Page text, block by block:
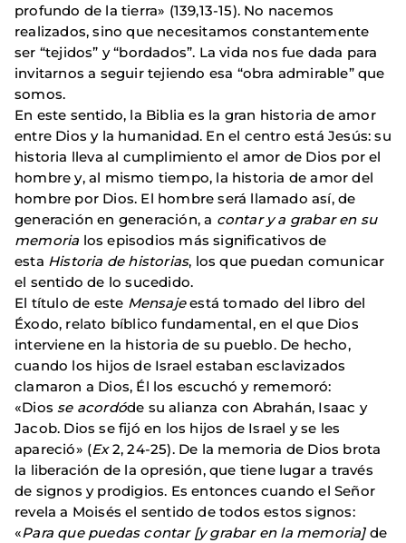
profundo de la tierra» (139,13-15). No nacemos
realizados, sino que necesitamos constantemente
ser “tejidos” y “bordados”. La vida nos fue dada para
invitarnos a seguir tejiendo esa “obra admirable” que
somos.
En este sentido, la Biblia es la gran historia de amor
entre Dios y la humanidad. En el centro está Jesús: su
historia lleva al cumplimiento el amor de Dios por el
hombre y, al mismo tiempo, la historia de amor del
hombre por Dios. El hombre será llamado así, de
generación en generación, a contar y a grabar en su
memoria los episodios más significativos de
esta Historia de historias, los que puedan comunicar
el sentido de lo sucedido.
El título de este Mensajeestá tomado del libro del
Éxodo, relato bíblico fundamental, en el que Dios
interviene en la historia de su pueblo. De hecho,
cuando los hijos de Israel estaban esclavizados
clamaron a Dios, Él los escuchó y rememoró:
«Dios se acordóde su alianza con Abrahán, Isaac y
Jacob. Dios se fijó en los hijos de Israel y se les
apareció» (Ex2, 24-25). De la memoria de Dios brota
la liberación de la opresión, que tiene lugar a través
de signos y prodigios. Es entonces cuando el Señor
revela a Moisés el sentido de todos estos signos:
«Para que puedas contar [y grabar en la memoria] de